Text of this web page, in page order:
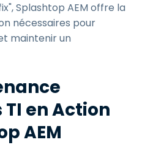
Splashtop AEM offre la
nécessaires pour
maintenir un
en Action
AEM